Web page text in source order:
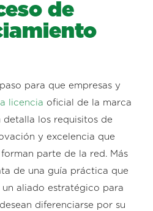
de
para que empresas y
licencia oficial de la marca
detalla los requisitos de
y excelencia que
parte de la red. Más
de una guía práctica que
aliado estratégico para
diferenciarse por su